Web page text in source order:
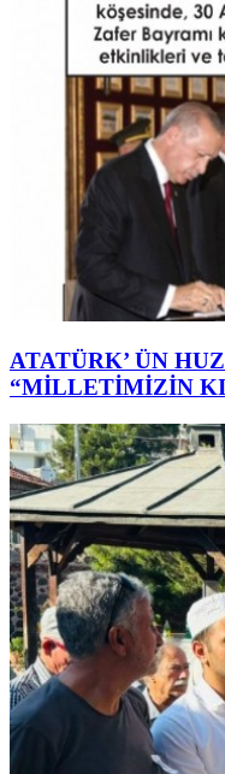
ATATÜRK’ ÜN
“MİLLETİMİZİN